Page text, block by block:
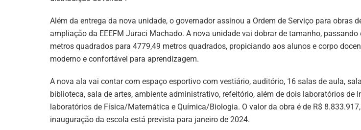
Além da entrega da nova unidade, o governador assinou a Ordem de Serviço para obras
ampliação da EEEFM Juraci Machado. A nova unidade vai dobrar de tamanho, passando
metros quadrados para 4779,49 metros quadrados, propiciando aos alunos e corpo
moderno e confortável para aprendizagem.
A nova ala vai contar com espaço esportivo com vestiário, auditório, 16 salas de aula,
biblioteca, sala de artes, ambiente administrativo, refeitório, além de dois laboratórios de
laboratórios de Física/Matemática e Química/Biologia. O valor da obra é de R$
inauguração da escola está prevista para janeiro de 2024.